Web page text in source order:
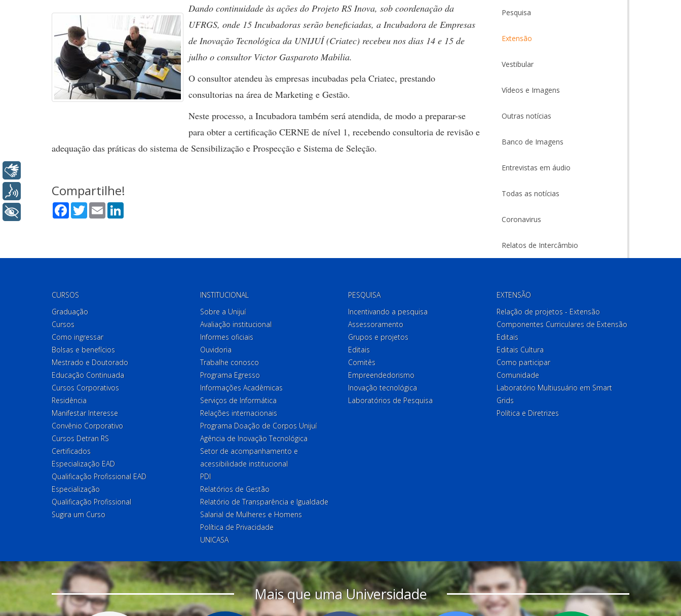
Dando continuidade às ações do Projeto RS Inova, sob coordenação da
UFRGS, onde 15 Incubadoras serão beneficiadas, a Incubadora de Empresas
de Inovação Tecnológica da UNIJUÍ (Criatec) recebeu nos dias 14 e 15 de
julho o consultor Victor Gasparoto Mabilia.
O consultor atendeu às empresas incubadas pela Criatec, prestando
consultorias na área de Marketing e Gestão.
Neste processo, a Incubadora também será atendida, de modo a preparar-se
para obter a certificação CERNE de nível 1, recebendo consultoria de revisão e
adequação das práticas do sistema de Sensibilização e Prospecção e Sistema de Seleção.
Compartilhe!
Facebook
TwitterEmail
Pesquisa
Extensão
Vestibular
Vídeos e Imagens
Outras notícias
Banco de Imagens
Entrevistas em áudio
Todas as notícias
Coronavirus
Relatos de Intercâmbio
CURSOS
Graduação
Cursos
Como ingressar
Bolsas e benefícios
Mestrado e Doutorado
Educação Continuada
Cursos Corporativos
Residência
Manifestar Interesse
Convênio Corporativo
Cursos Detran RS
Certificados
Especialização EAD
Qualificação Profissional EAD
Especialização
Qualificação Profissional
Sugira um Curso
INSTITUCIONAL
Sobre a Unijuí
Avaliação institucional
Informes oficiais
Ouvidoria
Trabalhe conosco
Programa Egresso
Informações Acadêmicas
Serviços de Informática
Relações internacionais
Programa Doação de Corpos Unijuí
Agência de Inovação Tecnológica
Setor de acompanhamento e
acessibilidade institucional
PDI
Relatórios de Gestão
Relatório de Transparência e Igualdade
Salarial de Mulheres e Homens
Política de Privacidade
UNICASA
PESQUISA
Incentivando a pesquisa
Assessoramento
Grupos e projetos
Editais
Comitês
Empreendedorismo
Inovação tecnológica
Laboratórios de Pesquisa
EXTENSÃO
Relação de projetos - Extensão
Componentes Curriculares de Extensão
Editais
Editais Cultura
Como participar
Comunidade
Laboratório Multiusuário em Smart
Grids
Política e Diretrizes
Mais que uma Universidade
+ Acessibilidade